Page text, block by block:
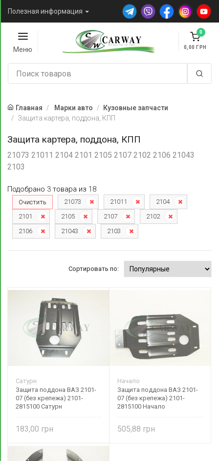
Полезная информация
Меню
0
0,00
Главная Марки авто
Кузовные запчасти
Защита картера, поддона, КПП
Защита картера, поддона, КПП
21073 21011 2104 2101 2105 2107 2102 2106 21043
2103
Подобрано 3 товара из 18
Очистить 21073 21011
2104
2101
2105 2107
2102
2106
21043 2103
Сортировать по:
Сатурн
Защита поддона ВАЗ 2101-
07 (без крепежа) 2101-
2815100 Сатурн
183,00
Начало
Защита поддона ВАЗ 2101-
07 (без крепежа) 2101-
2815100 Начало
505,88